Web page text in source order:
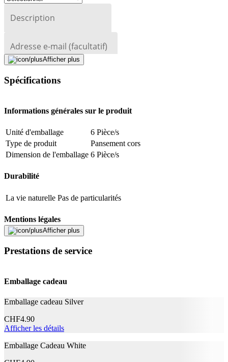
Description
Adresse e-mail (facultatif)
Fermer le formulaire
Signaler des données erronées
Afficher plus
Spécifications
Informations générales sur le produit
Unité d'emballage
6 Pièce/s
Type de produit
Pansement cors
Dimension de l'emballage 6 Pièce/s
Durabilité
La vie naturelle Pas de particularités
Mentions légales
Importateur CH
Mislin + Balthasar AG, Lavendelweg 2,
médicaux
autorisé
32, 6300 Zug
Caractéristiques
Étanche Non
Afficher plus
Prestations de service
Emballage cadeau
Emballage cadeau Silver
CHF4.90
Afficher les détails
Emballage Cadeau White